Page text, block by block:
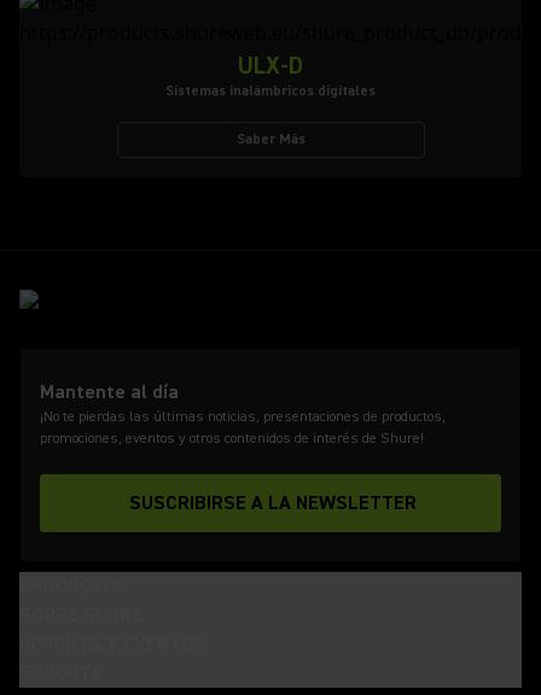
ULX-D
Sistemas inalámbricos digitales
Saber Más
Mantente al día
¡No te pierdas las últimas noticias, presentaciones de productos,
promociones, eventos y otros contenidos de interés de Shure!
SUSCRIBIRSE A LA NEWSLETTER